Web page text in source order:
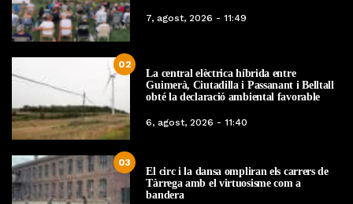
7, agost, 2026 - 11:49
02
La central elèctrica híbrida entre
Guimerà, Ciutadilla i Passanant i Belltall
obté la declaració ambiental favorable
6, agost, 2026 - 11:40
03
El circ i la dansa ompliran els carrers de
Tàrrega amb el virtuosisme com a
bandera